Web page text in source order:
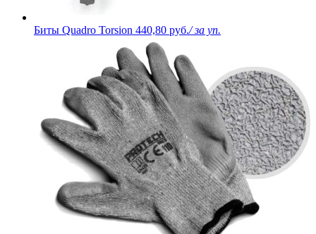
Биты Quadro Torsion 440,80 руб./ за уп.